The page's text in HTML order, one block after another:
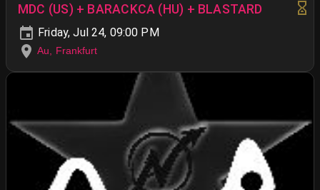
MDC (US) + BARACKCA (HU) + BLASTARD
Friday, Jul 24, 09:00 PM
Au, Frankfurt